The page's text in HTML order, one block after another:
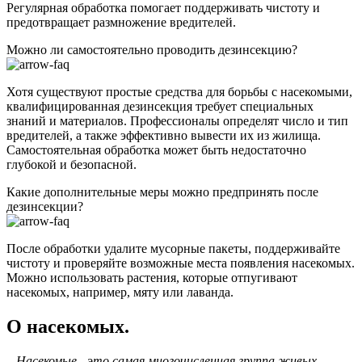
Регулярная обработка помогает поддерживать чистоту и
предотвращает размножение вредителей.
Можно ли самостоятельно проводить дезинсекцию?
Хотя существуют простые средства для борьбы с насекомыми,
квалифицированная дезинсекция требует специальных
знаний и материалов. Профессионалы определят число и тип
вредителей, а также эффективно вывести их из жилища.
Самостоятельная обработка может быть недостаточно
глубокой и безопасной.
Какие дополнительные меры можно предпринять после
дезинсекции?
После обработки удалите мусорные пакеты, поддерживайте
чистоту и проверяйте возможные места появления насекомых.
Можно использовать растения, которые отпугивают
насекомых, например, мяту или лаванда.
О насекомых.